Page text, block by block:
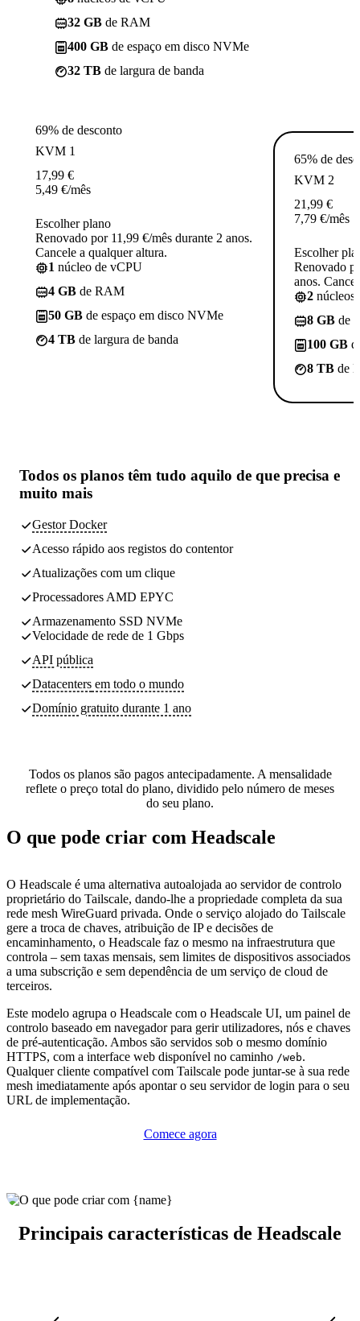
32 GB de RAM
400 GB de espaço em disco NVMe
32 TB de largura de banda
69% de desconto
KVM 1
17,99 €
5,49 €/mês
Escolher plano
Renovado por 11,99 €/mês durante 2 anos.
Cancele a qualquer altura.
1 núcleo de vCPU
4 GB de RAM
50 GB de espaço em disco NVMe
4 TB de largura de banda
65% de
KVM 2
21,99 €
7,79 €/mês
Escolher
Renovado
anos.
2 núcleos
8 GB de
100 GB
8 TB de
Todos os planos têm tudo aquilo de que precisa e
muito mais
Gestor Docker
Acesso rápido aos registos do contentor
Atualizações com um clique
Processadores AMD EPYC
Armazenamento SSD NVMe
Velocidade de rede de 1 Gbps
API pública
Datacenters em todo o mundo
Domínio gratuito durante 1 ano
Todos os planos são pagos antecipadamente. A mensalidade
reflete o preço total do plano, dividido pelo número de meses
do seu plano.
O que pode criar com Headscale
O Headscale é uma alternativa autoalojada ao servidor de controlo
proprietário do Tailscale, dando-lhe a propriedade completa da sua
rede mesh WireGuard privada. Onde o serviço alojado do Tailscale
gere a troca de chaves, atribuição de IP e decisões de
encaminhamento, o Headscale faz o mesmo na infraestrutura que
controla – sem taxas mensais, sem limites de dispositivos associados
a uma subscrição e sem dependência de um serviço de cloud de
terceiros.
Este modelo agrupa o Headscale com o Headscale UI, um painel de
controlo baseado em navegador para gerir utilizadores, nós e chaves
de pré-autenticação. Ambos são servidos sob o mesmo domínio
HTTPS, com a interface web disponível no caminho /web.
Qualquer cliente compatível com Tailscale pode juntar-se à sua rede
mesh imediatamente após apontar o seu servidor de login para o seu
URL de implementação.
Comece agora
Principais características de Headscale